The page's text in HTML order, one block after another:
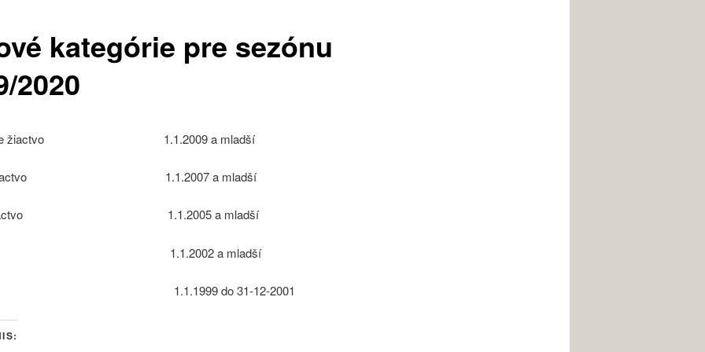
kategórie pre sezónu
2020
žiactvo 1.1.2009 a mladší
žiactvo 1.1.2007 a mladší
žiactvo 1.1.2005 a mladší
1.1.2002 a mladší
1.1.1999 do 31-12-2001